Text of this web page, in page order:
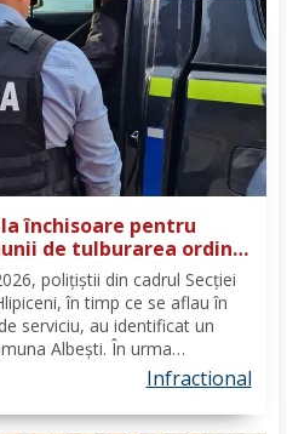
închisoare pentru
de tulburarea ordinii
polițiștii din cadrul Secției
în timp ce se aflau în
serviciu, au identificat un
Albești. În urma
către polițiști, s-a constatat
Infractional